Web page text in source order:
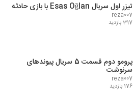
تیزر اول سریال Esas Oğlan با بازی حادثه
reza007
317 بازدید
پرومو دوم قسمت 5 سریال پیوندهای
سرنوشت
reza007
176 بازدید